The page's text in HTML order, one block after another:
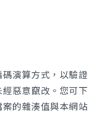
演算方式，以驗證
惡意竄改。您可下
的雜湊值與本網站